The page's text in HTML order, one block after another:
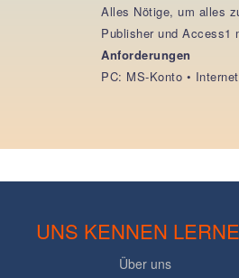
Alles Nötige, um alles
Publisher und Access1
Anforderungen
PC: MS-Konto •
UNS KENNEN
Über uns